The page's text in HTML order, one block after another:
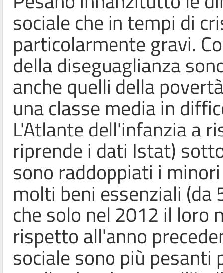
sociale che in tempi di
particolarmente gravi.
della diseguaglianza
anche quelli della
una classe media in
L'Atlante dell'infanzia a
riprende i dati Istat)
sono raddoppiati i
molti beni essenziali (da
che solo nel 2012 il loro
rispetto all'anno
sociale sono più pesanti